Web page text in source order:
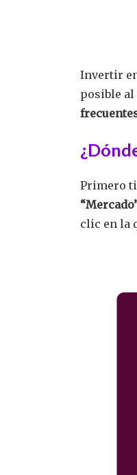
Invertir
posible
Primero
clic en la